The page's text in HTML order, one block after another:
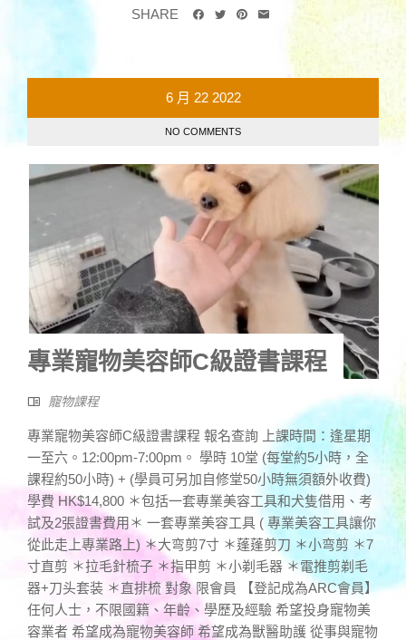
SHARE
6 月 22 2022
NO COMMENTS
專業寵物美容師C級證書課程
寵物課程
專業寵物美容師C級證書課程 報名查詢 上課時間：逢星期
一至六。12:00pm-7:00pm。 學時 10堂 (每堂約5小時，全
課程約50小時) + (學員可另加自修堂50小時無須額外收費)
學費 HK$14,800 ＊包括一套專業美容工具和犬隻借用、考
試及2張證書費用＊ 一套專業美容工具 ( 專業美容工具讓你
從此走上專業路上) ＊大弯剪7寸 ＊蓬蓬剪刀 ＊小弯剪 ＊7
寸直剪 ＊拉毛針梳子 ＊指甲剪 ＊小剃毛器 ＊電推剪剃毛
器+刀头套装 ＊直排梳 對象 限會員 【登記成為ARC會員】
任何人士，不限國籍、年齡、學歷及經驗 希望投身寵物美
容業者 希望成為寵物美容師 希望成為獸醫助護 從事與寵物